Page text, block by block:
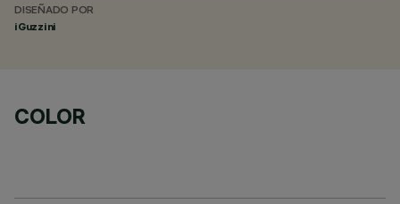
DISEÑADO POR
iGuzzini
COLOR